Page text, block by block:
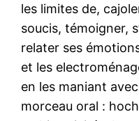
les limites de,
soucis, témoigner,
relater ses
et les
en les maniant
morceau oral :